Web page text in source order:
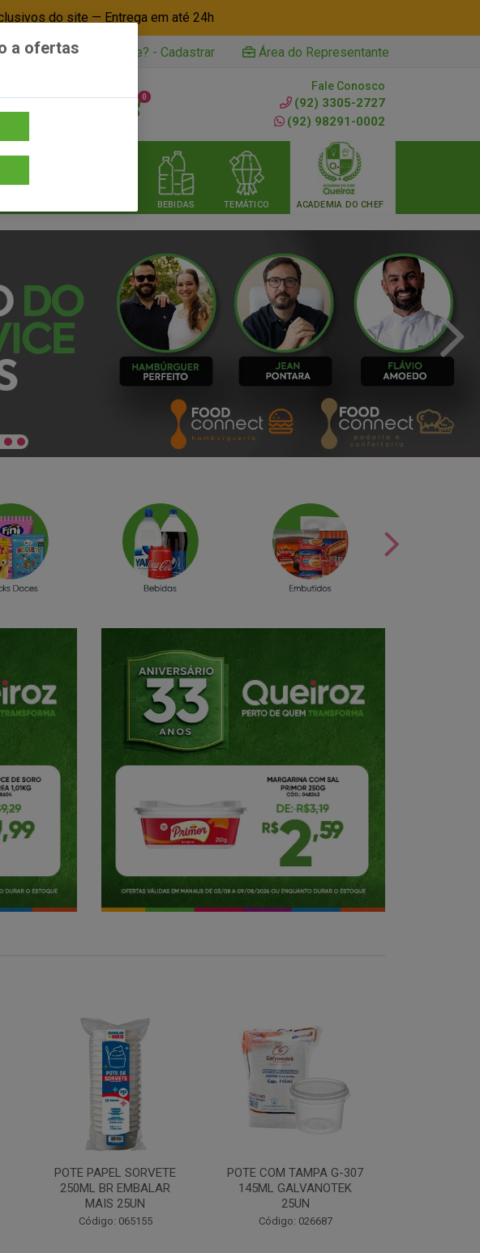
do site — Entrega em até 24h
Não é cliente? - Cadastrar Área do Representante
0
Fale Conosco
(92) 3305-2727
(92) 98291-0002
BEBIDAS TEMÁTICO ACADEMIA DO CHEF
POTE PAPEL SORVETE
250ML BR EMBALAR
MAIS 25UN
Código: 065155
POTE COM TAMPA G-307
145ML GALVANOTEK
25UN
Código: 026687
a ofertas